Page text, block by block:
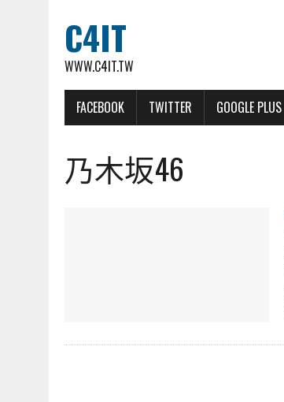
C4IT
WWW.C4IT.TW
FACEBOOK TWITTER GOOGLE PLUS
乃木坂46